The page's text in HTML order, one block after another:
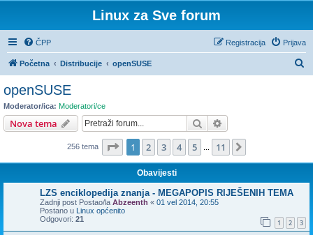
Linux za Sve forum
ČPP Prijava
Registracija
Početna Distribucije openSUSE
ž
openSUSE
Moderator/ica: Moderatori/ce
Nova tema Pretražnik
256 tema Stranica: 1/ 11.
1 2 3 4 5 11
Obavijesti
LZS enciklopedija znanja - MEGAPOPIS RIJEŠENIH TEMA
Zadnji post Postao/la Abzeenth « 01 vel 2014, 20:55
Postano u Linux općenito
Odgovori: 21 1 2 3